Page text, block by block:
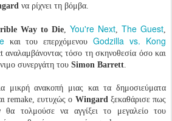
να ρίχνει τη βόμβα.
Way to Die, You're Next, The Guest,
και του επερχόμενουGodzilla vs. Kong
αναλαμβάνοντας τόσο τη σκηνοθεσία όσο και
συνεργάτη του Simon Barrett.
μικρή ανακοπή μιας και τα δημοσιεύματα
remake, ευτυχώς ο Wingard ξεκαθάρισε πως
τολμούσε να αγγίξει το μεγαλείο του